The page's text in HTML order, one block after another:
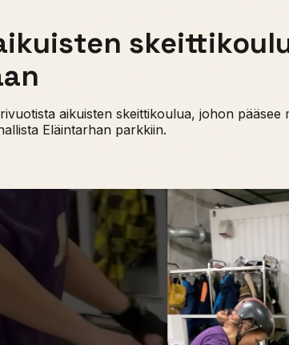
aikuisten skeittikoulua, johon
Eläintarhan parkkiin.